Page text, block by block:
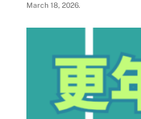
March 18, 2026.